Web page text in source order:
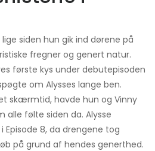
siden hun gik ind dørene på
fregner og genert natur.
første kys under debutepisoden
om Alysses lange ben.
skærmtid, havde hun og Vinny
følte siden da. Alysse
8, da drengene tog
på grund af hendes generthed.